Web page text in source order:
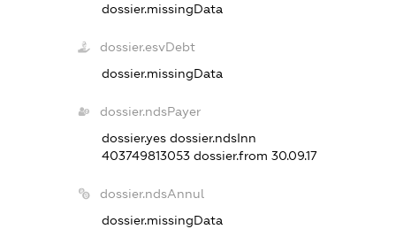
dossier.missingData
dossier.esvDebt
dossier.missingData
dossier.ndsPayer
dossier.yesdossier.ndsInn
403749813053dossier.from 30.09.17
dossier.ndsAnnul
dossier.missingData